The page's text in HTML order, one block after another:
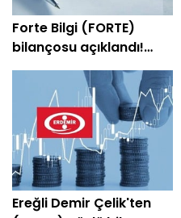
Forte Bilgi (FORTE)
bilançosu açıklandı!
Şirket yeniden kâra
Ereğli Demir Çelik'ten